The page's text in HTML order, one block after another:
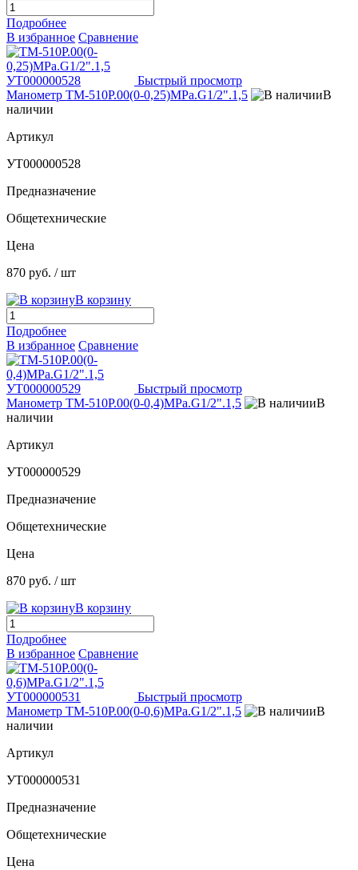
Подробнее
В избранное Сравнение
Быстрый просмотр
Манометр ТМ-510Р.00(0-0,25)МРа.G1/2".1,5
В
наличии
Артикул
УТ000000528
Предназначение
Общетехнические
Цена
870 руб. / шт
В корзину
Подробнее
В избранное Сравнение
Быстрый просмотр
Манометр ТМ-510Р.00(0-0,4)МРа.G1/2".1,5
В
наличии
Артикул
УТ000000529
Предназначение
Общетехнические
Цена
870 руб. / шт
В корзину
Подробнее
В избранное Сравнение
Быстрый просмотр
Манометр ТМ-510Р.00(0-0,6)МРа.G1/2".1,5
В
наличии
Артикул
УТ000000531
Предназначение
Общетехнические
Цена